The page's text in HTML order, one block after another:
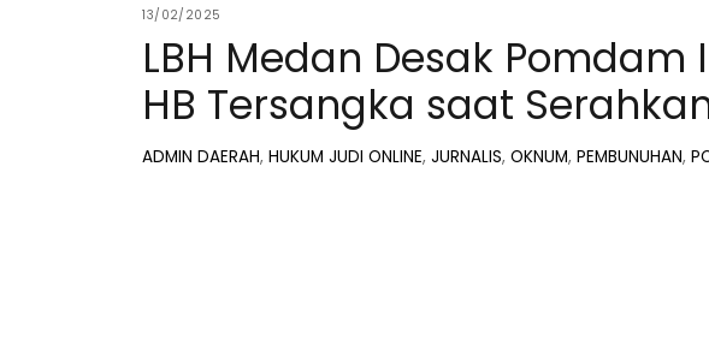
13/02/2025
LBH Medan Desak
HB Tersangka saat
ADMIN DAERAH,HUKUM JUDI ONLINE,JURNALIS,OKNUM,PEMBUNUHAN,